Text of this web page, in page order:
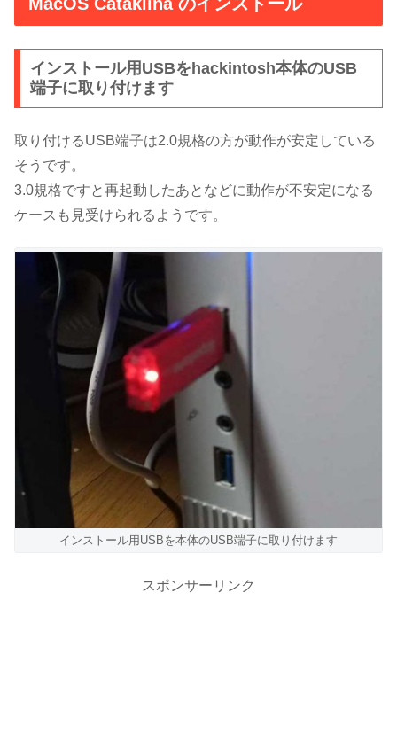
MacOS Cataklina のインストール
インストール用USBをhackintosh本体のUSB
端子に取り付けます
取り付けるUSB端子は2.0規格の方が動作が安定している
そうです。
3.0規格ですと再起動したあとなどに動作が不安定になる
ケースも見受けられるようです。
インストール用USBを本体のUSB端子に取り付けます
スポンサーリンク